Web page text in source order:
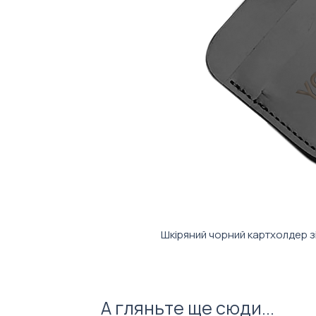
Шкіряний чорний картхолдер
А гляньте ще сюди...